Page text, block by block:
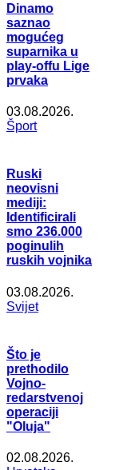
Dinamo
saznao
mogućeg
suparnika u
play-offu Lige
prvaka
03.08.2026.
Šport
Ruski
neovisni
mediji:
Identificirali
smo 236.000
poginulih
ruskih vojnika
03.08.2026.
Svijet
Što je
prethodilo
Vojno-
redarstvenoj
operaciji
"Oluja"
02.08.2026.